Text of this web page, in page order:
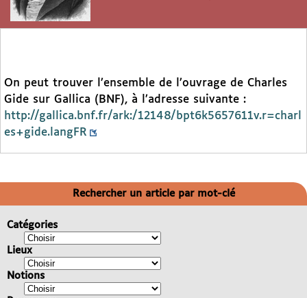
On peut trouver l’ensemble de l’ouvrage de Charles
Gide sur Gallica (BNF), à l’adresse suivante :
http://gallica.bnf.fr/ark:/12148/bpt6k5657611v.r=charl
es+gide.langFR
Rechercher un article par mot-clé
Catégories
Lieux
Notions